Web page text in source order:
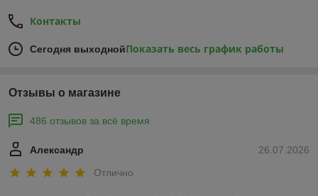
Контакты
Сегодня выходнойПоказать весь график работы
Отзывы о магазине
486 отзывов за всё время
26.07.2026
Александр
Отлично